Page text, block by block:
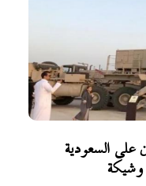
على السعودية